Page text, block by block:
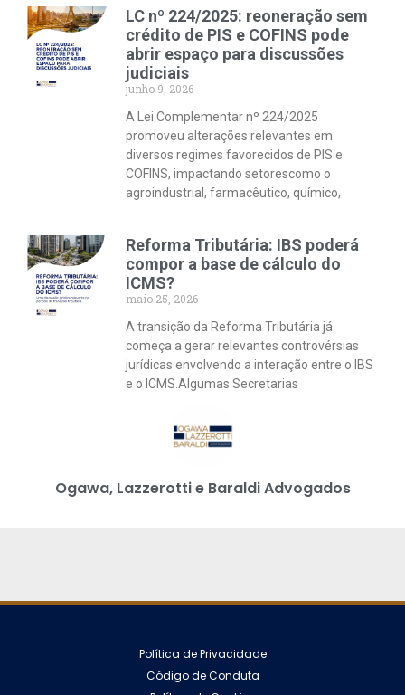
Ogawa, Lazzerotti e Baraldi Advogados
LC nº 224/2025: reoneração sem
crédito de PIS e COFINS pode
abrir espaço para discussões
judiciais
junho 9, 2026
A Lei Complementar nº 224/2025
promoveu alterações relevantes em
diversos regimes favorecidos de PIS e
COFINS, impactando setorescomo o
agroindustrial, farmacêutico, químico,
Reforma Tributária: IBS poderá
compor a base de cálculo do
ICMS?
maio 25, 2026
A transição da Reforma Tributária já
começa a gerar relevantes controvérsias
jurídicas envolvendo a interação entre o IBS
e o ICMS.Algumas Secretarias
Política de Privacidade
Código de Conduta